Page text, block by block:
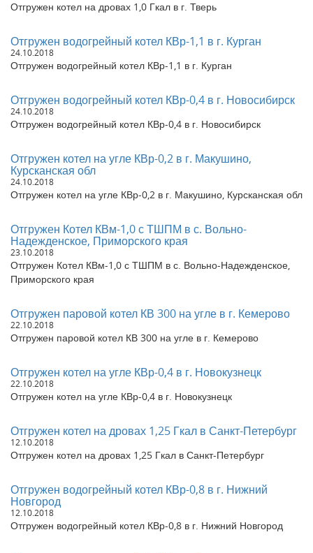
Отгружен котел на дровах 1,0 Гкал в г. Тверь
Отгружен водогрейный котел КВр-1,1 в г. Курган
24.10.2018
Отгружен водогрейный котел КВр-1,1 в г. Курган
Отгружен водогрейный котел КВр-0,4 в г. Новосибирск
24.10.2018
Отгружен водогрейный котел КВр-0,4 в г. Новосибирск
Отгружен котел на угле КВр-0,2 в г. Макушино,
Курсканская обл
24.10.2018
Отгружен котел на угле КВр-0,2 в г. Макушино, Курсканская обл
Отгружен Котел КВм-1,0 с ТШПМ в с. Вольно-
Надежденское, Приморского края
23.10.2018
Отгружен Котел КВм-1,0 с ТШПМ в с. Вольно-Надежденское,
Приморского края
Отгружен паровой котел КВ 300 на угле в г. Кемерово
22.10.2018
Отгружен паровой котел КВ 300 на угле в г. Кемерово
Отгружен котел на угле КВр-0,4 в г. Новокузнецк
22.10.2018
Отгружен котел на угле КВр-0,4 в г. Новокузнецк
Отгружен котел на дровах 1,25 Гкал в Санкт-Петербург
12.10.2018
Отгружен котел на дровах 1,25 Гкал в Санкт-Петербург
Отгружен водогрейный котел КВр-0,8 в г. Нижний
Новгород
12.10.2018
Отгружен водогрейный котел КВр-0,8 в г. Нижний Новгород